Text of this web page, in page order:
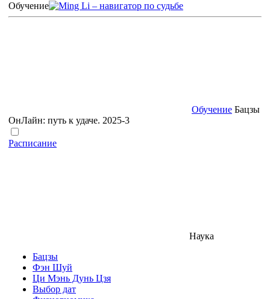
Обучение
Обучение Бацзы
ОнЛайн: путь к удаче. 2025-3
Расписание
Наука
Бацзы
Фэн Шуй
Ци Мэнь Дунь Цзя
Выбор дат